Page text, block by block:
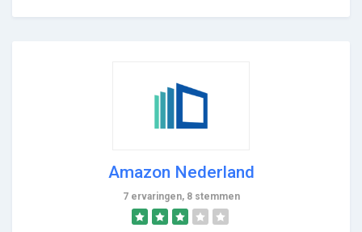
Amazon Nederland
7 ervaringen, 8 stemmen